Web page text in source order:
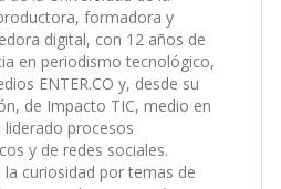
formadora y
digital, con 12 años de
en periodismo tecnológico,
ENTER.CO y, desde su
de Impacto TIC, medio en
liderado procesos
y de redes sociales.
la curiosidad por temas de